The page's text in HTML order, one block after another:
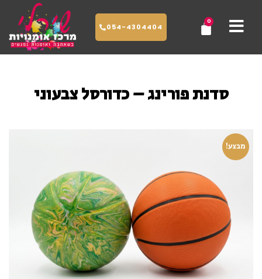
לתוכן
0
עגלת
קניות
054-4304404
סדנת פורינג – כדורסל צבעוני
מבצע!